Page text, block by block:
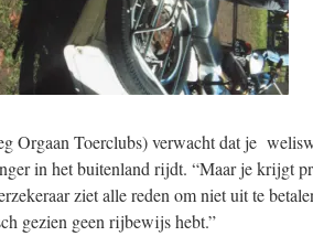
Orgaan Toerclubs) verwacht dat je
in het buitenland rijdt. “Maar je krijgt
ziet alle reden om niet uit te
gezien geen rijbewijs hebt.”